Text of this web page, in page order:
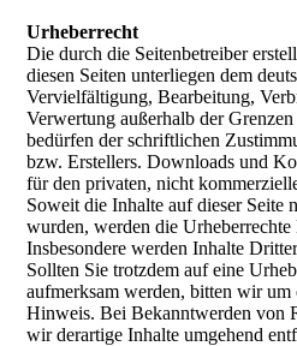
Urheberrecht
Die durch die Seitenbetreiber
diesen Seiten unterliegen dem
Vervielfältigung, Bearbeitung,
Verwertung außerhalb der
bedürfen der schriftlichen
bzw. Erstellers. Downloads und
für den privaten, nicht
Soweit die Inhalte auf dieser Seite
wurden, werden die Urheberrechte
Insbesondere werden Inhalte
Sollten Sie trotzdem auf eine
aufmerksam werden, bitten wir um
Hinweis. Bei Bekanntwerden von
wir derartige Inhalte umgehend